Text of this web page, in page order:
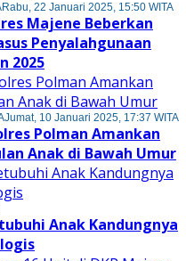
Rabu, 22 Januari 2025, 15:50 WITA
Majene Beberkan
Penyalahgunaan
2025
Jumat, 10 Januari 2025, 17:37 WITA
Polman Amankan
Anak di Bawah Umur
Anak Kandungnya